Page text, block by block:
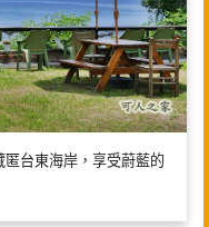
台東海岸，享受蔚藍的